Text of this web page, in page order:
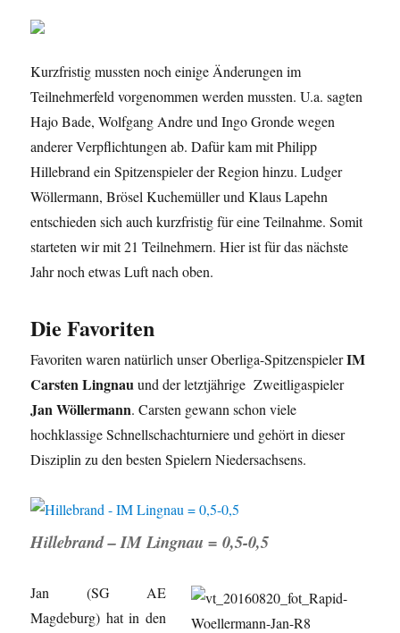
Kurzfristig mussten noch einige Änderungen im
Teilnehmerfeld vorgenommen werden mussten. U.a. sagten
Hajo Bade, Wolfgang Andre und Ingo Gronde wegen
anderer Verpflichtungen ab. Dafür kam mit Philipp
Hillebrand ein Spitzenspieler der Region hinzu. Ludger
Wöllermann, Brösel Kuchemüller und Klaus Lapehn
entschieden sich auch kurzfristig für eine Teilnahme. Somit
starteten wir mit 21 Teilnehmern. Hier ist für das nächste
Jahr noch etwas Luft nach oben.
Die Favoriten
Favoriten waren natürlich unser Oberliga-SpitzenspielerIM
Carsten Lingnauund der letztjährige Zweitligaspieler
Jan Wöllermann. Carsten gewann schon viele
hochklassige Schnellschachturniere und gehört in dieser
Disziplin zu den besten Spielern Niedersachsens.
Hillebrand – IM Lingnau = 0,5-0,5
Jan (SG AE
Magdeburg) hat in den